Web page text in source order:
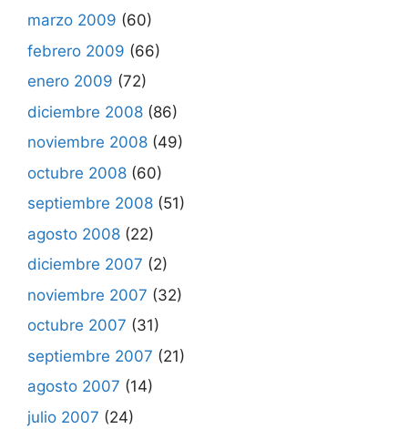
marzo 2009 (60)
febrero 2009 (66)
enero 2009 (72)
diciembre 2008 (86)
noviembre 2008 (49)
octubre 2008 (60)
septiembre 2008 (51)
agosto 2008 (22)
diciembre 2007 (2)
noviembre 2007 (32)
octubre 2007 (31)
septiembre 2007 (21)
agosto 2007 (14)
julio 2007 (24)